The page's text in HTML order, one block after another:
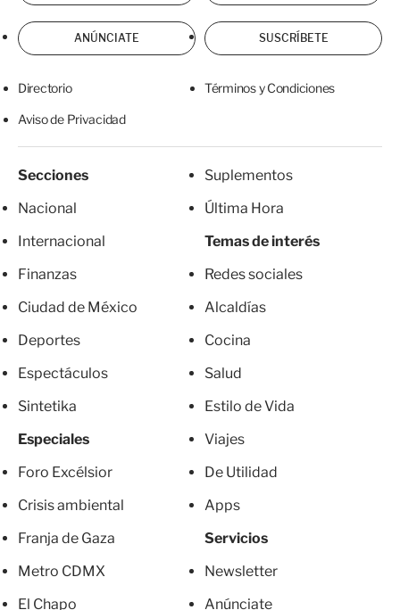
ANÚNCIATE SUSCRÍBETE
Directorio Términos y Condiciones
Aviso de Privacidad
Secciones
Nacional
Internacional
Finanzas
Ciudad de México
Deportes
Espectáculos
Sintetika
Especiales
Foro Excélsior
Crisis ambiental
Franja de Gaza
Metro CDMX
El Chapo
Suplementos
Última Hora
Temas de interés
Redes sociales
Alcaldías
Cocina
Salud
Estilo de Vida
Viajes
De Utilidad
Apps
Servicios
Newsletter
Anúnciate